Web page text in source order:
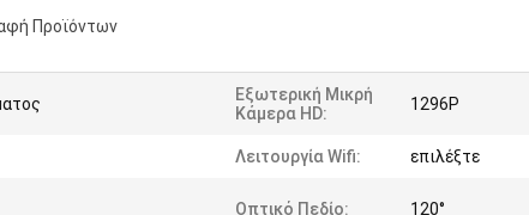
Προϊόντων
Εξωτερική Μικρή
Κάμερα HD:
1296P
Λειτουργία Wifi: επιλέξτε
Οπτικό Πεδίο: 120°